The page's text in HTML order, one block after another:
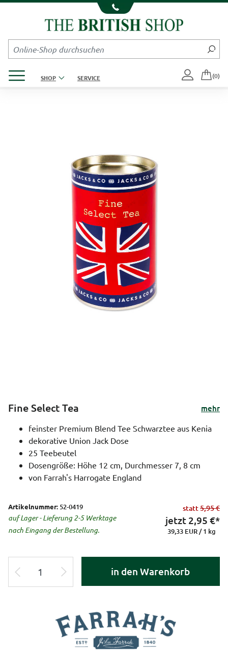
Kompletten Head der Seite überspringen
SHOP SERVICE (0)
Fine Select Tea
mehr
feinster Premium Blend Tee Schwarztee aus Kenia
dekorative Union Jack Dose
25 Teebeutel
Dosengröße: Höhe 12 cm, Durchmesser 7, 8 cm
von Farrah's Harrogate England
Artikelnummer: 52-0419
auf Lager - Lieferung 2-5 Werktage
nach Eingang der Bestellung.
statt5,95 €
jetzt 2,95 €*
39,33 EUR / 1 kg
in den Warenkorb